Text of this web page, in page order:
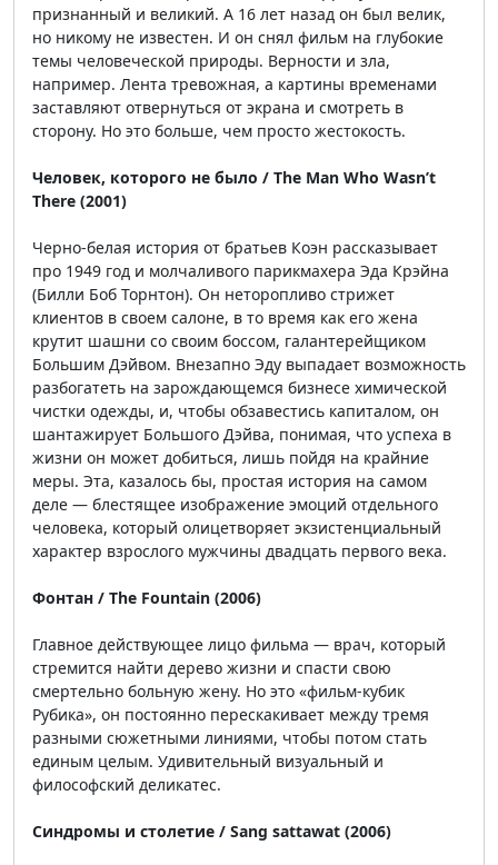
признанный и великий. А 16 лет назад он был велик,
но никому не известен. И он снял фильм на глубокие
темы человеческой природы. Верности и зла,
например. Лента тревожная, а картины временами
заставляют отвернуться от экрана и смотреть в
сторону. Но это больше, чем просто жестокость.
Человек, которого не было / The Man Who Wasn’t
There (2001)
Черно-белая история от братьев Коэн рассказывает
про 1949 год и молчаливого парикмахера Эда Крэйна
(Билли Боб Торнтон). Он неторопливо стрижет
клиентов в своем салоне, в то время как его жена
крутит шашни со своим боссом, галантерейщиком
Большим Дэйвом. Внезапно Эду выпадает возможность
разбогатеть на зарождающемся бизнесе химической
чистки одежды, и, чтобы обзавестись капиталом, он
шантажирует Большого Дэйва, понимая, что успеха в
жизни он может добиться, лишь пойдя на крайние
меры. Эта, казалось бы, простая история на самом
деле — блестящее изображение эмоций отдельного
человека, который олицетворяет экзистенциальный
характер взрослого мужчины двадцать первого века.
Фонтан / The Fountain (2006)
Главное действующее лицо фильма — врач, который
стремится найти дерево жизни и спасти свою
смертельно больную жену. Но это «фильм-кубик
Рубика», он постоянно перескакивает между тремя
разными сюжетными линиями, чтобы потом стать
единым целым. Удивительный визуальный и
философский деликатес.
Синдромы и столетие / Sang sattawat (2006)